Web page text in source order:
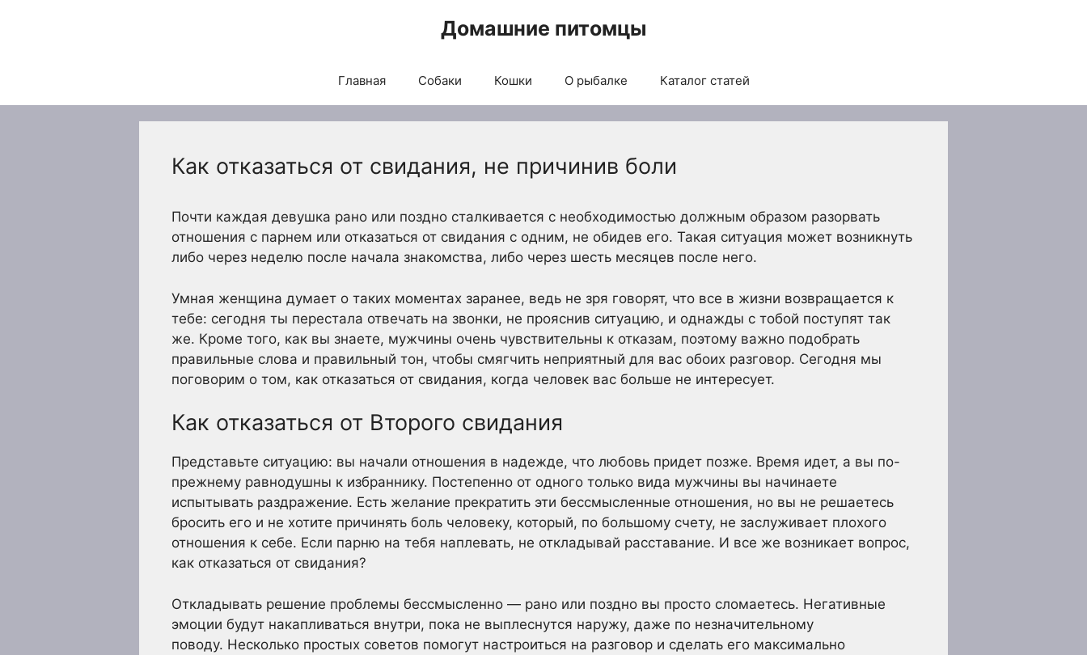
Домашние питомцы
Главная Собаки Кошки О рыбалке Каталог статей
Как отказаться от свидания, не причинив боли
Почти каждая девушка рано или поздно сталкивается с необходимостью должным образом разорвать
отношения с парнем или отказаться от свидания с одним, не обидев его. Такая ситуация может возникнуть
либо через неделю после начала знакомства, либо через шесть месяцев после него.
Умная женщина думает о таких моментах заранее, ведь не зря говорят, что все в жизни возвращается к
тебе: сегодня ты перестала отвечать на звонки, не прояснив ситуацию, и однажды с тобой поступят так
же. Кроме того, как вы знаете, мужчины очень чувствительны к отказам, поэтому важно подобрать
правильные слова и правильный тон, чтобы смягчить неприятный для вас обоих разговор. Сегодня мы
поговорим о том, как отказаться от свидания, когда человек вас больше не интересует.
Как отказаться от Второго свидания
Представьте ситуацию: вы начали отношения в надежде, что любовь придет позже. Время идет, а вы по-
прежнему равнодушны к избраннику. Постепенно от одного только вида мужчины вы начинаете
испытывать раздражение. Есть желание прекратить эти бессмысленные отношения, но вы не решаетесь
бросить его и не хотите причинять боль человеку, который, по большому счету, не заслуживает плохого
отношения к себе. Если парню на тебя наплевать, не откладывай расставание. И все же возникает вопрос,
как отказаться от свидания?
Откладывать решение проблемы бессмысленно — рано или поздно вы просто сломаетесь. Негативные
эмоции будут накапливаться внутри, пока не выплеснутся наружу, даже по незначительному
поводу. Несколько простых советов помогут настроиться на разговор и сделать его максимально